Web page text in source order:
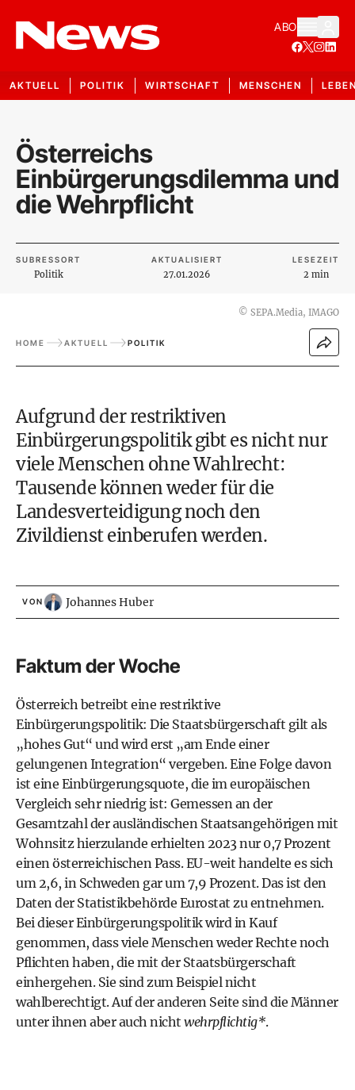
ABO
AKTUELL POLITIK WIRTSCHAFT MENSCHEN
Österreichs
Einbürgerungsdilemma und
die Wehrpflicht
SUBRESSORT
Politik
AKTUALISIERT
27.01.2026
LESEZEIT
2 min
© SEPA.Media, IMAGO
HOME AKTUELL POLITIK
Aufgrund der restriktiven
Einbürgerungspolitik gibt es nicht nur
viele Menschen ohne Wahlrecht:
Tausende können weder für die
Landesverteidigung noch den
Zivildienst einberufen werden.
VON Johannes Huber
Faktum der Woche
Österreich betreibt eine restriktive
Einbürgerungspolitik: Die Staatsbürgerschaft gilt als
„hohes Gut“ und wird erst „am Ende einer
gelungenen Integration“ vergeben. Eine Folge davon
ist eine Einbürgerungsquote, die im europäischen
Vergleich sehr niedrig ist: Gemessen an der
Gesamtzahl der ausländischen Staatsangehörigen mit
Wohnsitz hierzulande erhielten 2023 nur 0,7 Prozent
einen österreichischen Pass. EU-weit handelte es sich
um 2,6, in Schweden gar um 7,9 Prozent. Das ist den
Daten der Statistikbehörde Eurostat zu ­entnehmen.
Bei dieser Einbürgerungspolitik wird in Kauf
genommen, dass viele Menschen weder Rechte noch
Pflichten haben, die mit der Staatsbürgerschaft
einhergehen. Sie sind zum Beispiel nicht
wahlberechtigt. Auf der anderen Seite sind die Männer
unter ihnen aber auch nicht wehrpflichtig*.